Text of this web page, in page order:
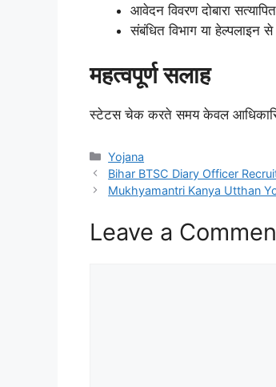
आवेदन विवरण दोबारा
संबंधित विभाग या हेल्पलाइन
महत्वपूर्ण सलाह
स्टेटस चेक करते समय केवल
Yojana
Bihar BTSC Diary Officer
Mukhyamantri Kanya Utthan
Leave a